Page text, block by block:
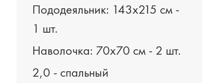
Пододеяльник: 143х215 см -
1 шт.
Наволочка: 70х70 см - 2 шт.
2,0 - спальный